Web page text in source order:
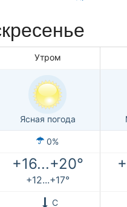
Утром
Ясная погода
0%
+16...+20°
+12...+17°
С